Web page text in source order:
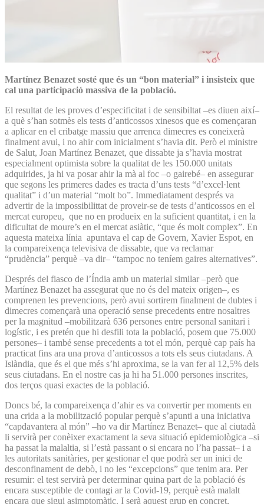
Martínez Benazet sosté que és un “bon material” i insisteix que
cal una participació massiva de la població.
El resultat de les proves d’especificitat i de sensibiltat –es diuen així–
a què s’han sotmès els tests d’anticossos xinesos que es començaran
a aplicar en el cribatge massiu que arrenca dimecres es coneixerà
finalment avui, i no ahir com inicialment s’havia dit. Però el ministre
de Salut, Joan Martínez Benazet, que dissabte ja s’havia mostrat
especialment optimista sobre la qualitat de les 150.000 unitats
adquirides, ja hi va posar ahir la mà al foc –o gairebé– en assegurar
que segons les primeres dades es tracta d’uns tests “d’excel·lent
qualitat” i d’un material “molt bo”. Immediatament després va
advertir de la impossibilittat de proveir-se de tests d’anticossos en el
mercat europeu, que no en produeix en la suficient quantitat, i en la
dificultat de moure’s en el mercat asiàtic, “que és molt complex”. En
aquesta mateixa línia apuntava el cap de Govern, Xavier Espot, en
la compareixença televisiva de dissabte, que va reclamar
“prudència” perquè –va dir– “tampoc no teníem gaires alternatives”.
Després del fiasco de l’Índia amb un material similar –però que
Martínez Benazet ha assegurat que no és del mateix origen–, es
comprenen les prevencions, però avui sortirem finalment de dubtes i
dimecres començarà una operació sense precedents entre nosaltres
per la magnitud –mobilitzarà 636 persones entre personal sanitari i
logístic, i es pretén que hi desfili tota la població, posem que 75.000
persones– i també sense precedents a tot el món, perquè cap país ha
practicat fins ara una prova d’anticossos a tots els seus ciutadans. A
Islàndia, que és el que més s’hi aproxima, se la van fer al 12,5% dels
seus ciutadans. En el nostre cas ja hi ha 51.000 persones inscrites,
dos terços quasi exactes de la població.
Doncs bé, la compareixença d’ahir es va convertir per moments en
una crida a la mobilització popular perquè s’apunti a una iniciativa
“capdavantera al món” –ho va dir Martínez Benazet– que al ciutadà
li servirà per conèixer exactament la seva situació epidemiològica –si
ha passat la malaltia, si l’està passant o si encara no l’ha passat– i a
les autoritats sanitàries, per gestionar el que podrà ser un inici de
desconfinament de debò, i no les “excepcions” que tenim ara. Per
resumir: el test servirà per determinar quina part de la població és
encara susceptible de contagi ar la Covid-19, perquè està malalt
encara que sigui asimptomàtic. I serà aquest grup en concret,